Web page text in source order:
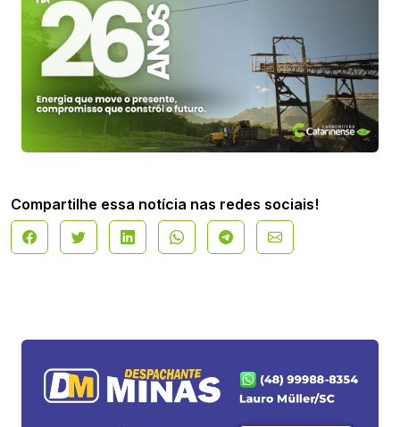
Compartilhe essa notícia nas redes sociais!